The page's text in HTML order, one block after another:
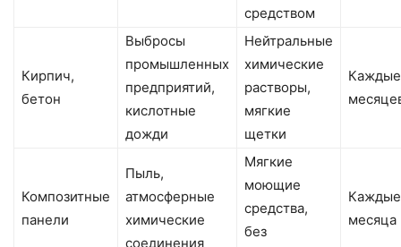
средством
Кирпич,
бетон
Выбросы
промышленных
предприятий,
кислотные
дожди
Нейтральные
химические
растворы,
мягкие
щетки
Композитные
панели
Пыль,
атмосферные
химические
соединения
Мягкие
моющие
средства,
без
месяца